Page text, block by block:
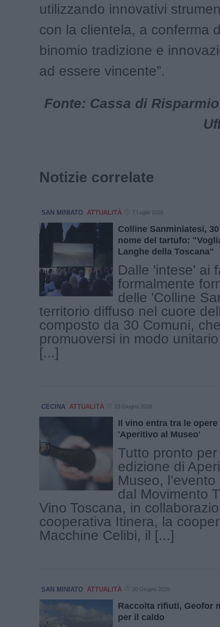
utilizzando innovativi
con la clientela, a conferma
binomio tradizione e
ad essere vincente”.
Fonte: Cassa di
Notizie correlate
SAN MINIATO ATTUALITÀ 7 Luglio 2026
Colline Sanminiatesi,
nome del tartufo:
Langhe della Toscana"
Dalle 'intese' ai
formalmente
delle 'Colline
territorio diffuso nel cuore
composto da 30 Comuni,
promuoversi in modo
[...]
CECINA ATTUALITÀ 23 Giugno 2026
Il vino entra tra le
'Aperitivo al Museo'
Tutto pronto
edizione di
Museo,
dal Movimento
Vino Toscana, in
cooperativa Itinera, la
Macchine Celibi, il [...]
SAN MINIATO ATTUALITÀ 20 Giugno 2026
Raccolta rifiuti, Geofor
per il caldo